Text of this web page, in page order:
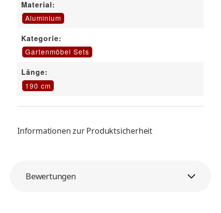
Material:
Aluminium
Kategorie:
Gartenmöbel Sets
Länge:
190 cm
Informationen zur Produktsicherheit
Bewertungen